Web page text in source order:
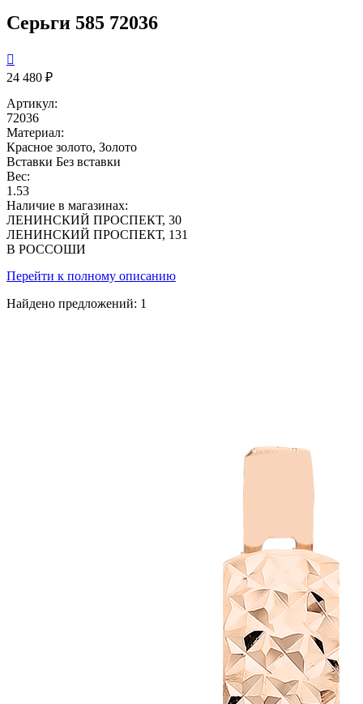
Серьги 585 72036

24 480 ₽
Артикул:
72036
Материал:
Красное золото, Золото
Вставки Без вставки
Вес:
1.53
Наличие в магазинах:
ЛЕНИНСКИЙ ПРОСПЕКТ, 30
ЛЕНИНСКИЙ ПРОСПЕКТ, 131
В РОССОШИ
Перейти к полному описанию
Найдено предложений: 1